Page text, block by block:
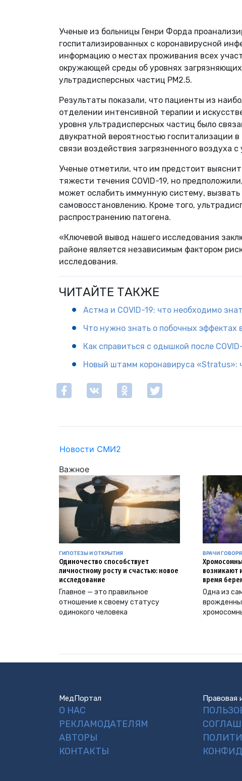
Ученые из больницы Генри Форда
госпитализированных с коронавирусной
информацию о местах проживания всех
окружающей среды об уровнях
ультрадисперсных частиц PM2.5.
Результаты показали, что пациенты из
отделении интенсивной терапии и
уровня ультрадисперсных частиц было
двукратной вероятностью госпитализации
связи воздействия загрязненного воздуха
Ученые отметили, что им предстоит
тяжести течения COVID-19, но
может ослабить иммунную систему, вызвать
самовосстановлению. Кроме того,
распространению патогена.
«Ключевой вывод нашего исследования
районе является независимым фактором
исследования.
ЧИТАЙТЕ ТАКЖЕ
Астма и COVID-19: что необходимо
Что нужно знать о побочных эффектах
Как справиться с одышкой после
Новый штамм коронавируса «Stratus»:
Новости СМИ2
Важное
ГИПОТЕЗЫ И ОТКРЫТИЯ
Одиночество способствует
личностному росту и счастью: новое
исследование
Главное — это правильное
отношение к своему статусу
одинокого человека
ВРАЧИ
возникают
время
Одна из
МедПортал
О НАС
РЕКЛАМОДАТЕЛЯМ
АВТОРЫ
КОНТАКТЫ
Правовая